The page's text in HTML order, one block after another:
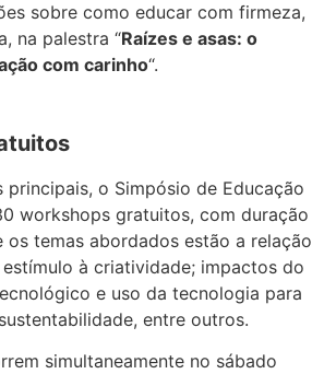
sobre como educar com firmeza,
na palestra “Raízes e asas: o
com carinho“.
principais, o Simpósio de Educação
workshops gratuitos, com duração
os temas abordados estão a relação
à criatividade; impactos do
e uso da tecnologia para
entre outros.
simultaneamente no sábado